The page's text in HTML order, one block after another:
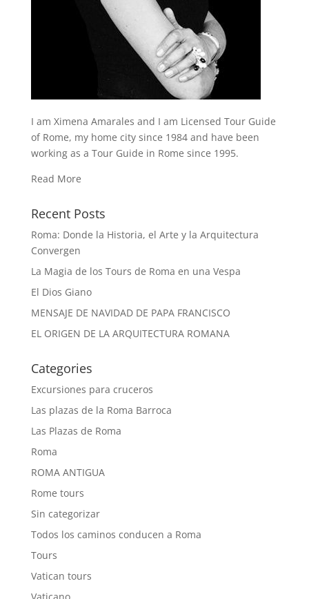
I am Ximena Amarales and I am Licensed Tour Guide
of Rome, my home city since 1984 and have been
working as a Tour Guide in Rome since 1995.
Read More
Recent Posts
Roma: Donde la Historia, el Arte y la Arquitectura
Convergen
La Magia de los Tours de Roma en una Vespa
El Dios Giano
MENSAJE DE NAVIDAD DE PAPA FRANCISCO
EL ORIGEN DE LA ARQUITECTURA ROMANA
Categories
Excursiones para cruceros
Las plazas de la Roma Barroca
Las Plazas de Roma
Roma
ROMA ANTIGUA
Rome tours
Sin categorizar
Todos los caminos conducen a Roma
Tours
Vatican tours
Vaticano